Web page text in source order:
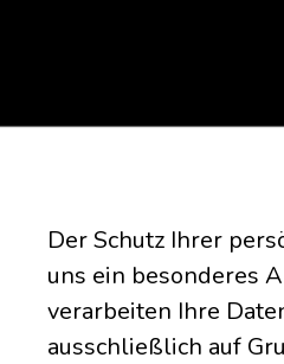
Der Schutz Ihrer
uns ein besonderes
verarbeiten Ihre
ausschließlich auf